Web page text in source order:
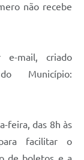
não recebe
mail, criado
Município:
feira, das 8h às
facilitar o